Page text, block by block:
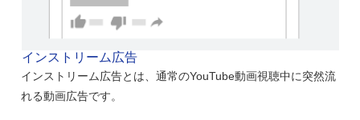
インストリーム広告
インストリーム広告とは、通常のYouTube動画視聴中に突然流
れる動画広告です。